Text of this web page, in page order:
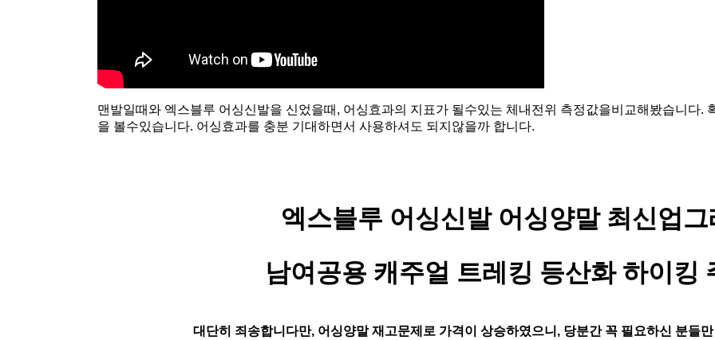
맨발일때와 엑스블루 어싱신발을 신었을때, 어싱효과의 지표가 될수있는 체내전위 측정값을비교해봤습니다.
을 볼수있습니다. 어싱효과를 충분 기대하면서 사용하셔도 되지않을까 합니다.
엑스블루 어싱신발 어싱양말 최신업
남여공용 캐주얼 트레킹 등산화 하이킹
대단히 죄송합니다만, 어싱양말 재고문제로 가격이 상승하였으니, 당분간 꼭 필요하신 분들